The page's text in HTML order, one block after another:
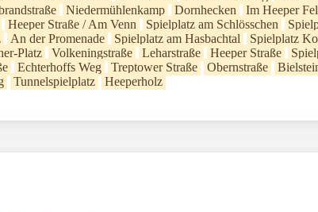
Niedermühlenkamp Dornhecken Im Heeper
Heeper Straße / Am Venn
Spielplatz am Schlösschen
An der Promenade Spielplatz am Hasbachtal Spielplatz
Platz
Volkeningstraße Leharstraße Heeper Straße
Echterhoffs Weg Treptower Straße Obernstraße
Tunnelspielplatz Heeperholz